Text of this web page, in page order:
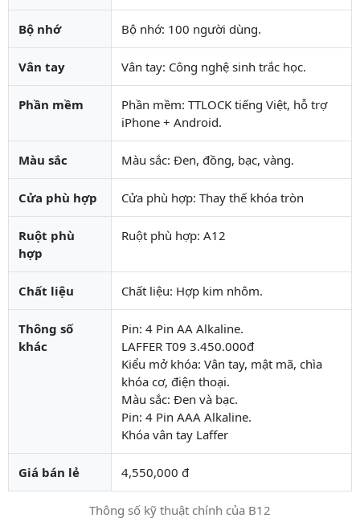
Thông số kỹ thuật chính của B12
Bộ nhớ Bộ nhớ: 100 người dùng.
Vân tay Vân tay: Công nghệ sinh trắc học.
Phần mềm
Phần mềm: TTLOCK tiếng Việt, hỗ trợ
iPhone + Android.
Màu sắc Màu sắc: Đen, đồng, bạc, vàng.
Cửa phù hợp Cửa phù hợp: Thay thế khóa tròn
Ruột phù
hợp
Ruột phù hợp: A12
Chất liệu Chất liệu: Hợp kim nhôm.
Thông số
khác
Pin: 4 Pin AA Alkaline.
LAFFER T09 3.450.000đ
Kiểu mở khóa: Vân tay, mật mã, chìa
khóa cơ, điện thoại.
Màu sắc: Đen và bạc.
Pin: 4 Pin AAA Alkaline.
Khóa vân tay Laffer
Giá bán lẻ 4,550,000 đ